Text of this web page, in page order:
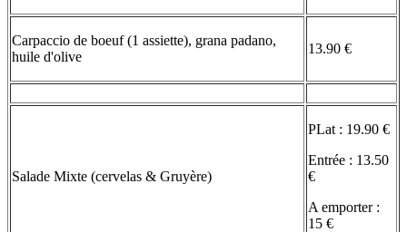
Carpaccio de boeuf (1 assiette), grana padano,
huile d'olive
13.90 €
Salade Mixte (cervelas & Gruyère)
PLat : 19.90 €
Entrée : 13.50
€
A emporter :
15 €